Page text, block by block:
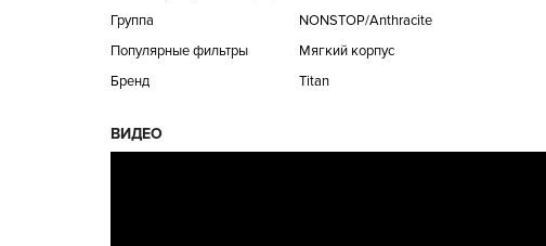
Группа
NONSTOP/Anthracite
Популярные фильтры
Мягкий корпус
Бренд
Titan
ВИДЕО